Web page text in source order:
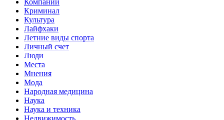
Компании
Криминал
Культура
Лайфхаки
Летние виды спорта
Личный счет
Люди
Места
Мнения
Мода
Народная медицина
Наука
Наука и техника